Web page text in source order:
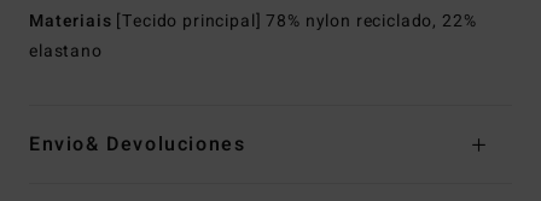
Materiais [Tecido principal] 78% nylon reciclado, 22%
elastano
Envio& Devoluciones